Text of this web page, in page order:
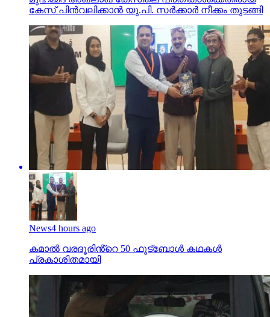
കേസ് പിന്‍വലിക്കാന്‍ യു.പി. സര്‍ക്കാര്‍ നീക്കം തുടങ്ങി
News4 hours ago
കമാൽ വരദൂരിൻ്റെ 50 ഫുട്ബോൾ കഥകൾ
പ്രകാശിതമായി